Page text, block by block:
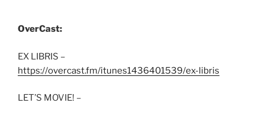
OverCast:
EX LIBRIS –
https://overcast.fm/itunes1436401539/ex-libris
LET’S MOVIE! –